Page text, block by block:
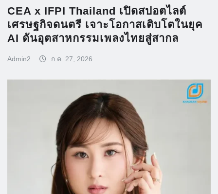
CEA x IFPI Thailand เปิดสปอตไลต์
เศรษฐกิจดนตรี เจาะโอกาสเติบโตในยุค
AI ดันอุตสาหกรรมเพลงไทยสู่สากล
Admin2 ก.ค. 27, 2026